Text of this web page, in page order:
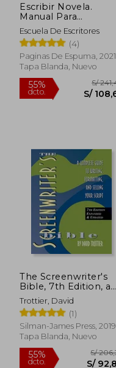
Escribir Novela.
Manual Para
Novelistas
Escuela De Escritores
(4)
Paginas De Espuma, 2021,
Tapa Blanda, Nuevo
The Screenwriter's
Bible, 7th Edition, a
Complete Guide to
Writing, Formatting,
and Selling Your
Script (en Inglés)
Trottier, David
(1)
Silman-James Press, 2019,
Tapa Blanda, Nuevo